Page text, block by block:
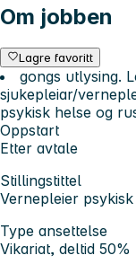
Om jobben
Lagre favoritt
gongs utlysing.
sjukepleiar/
psykisk helse og
Oppstart
Etter avtale
Stillingstittel
Vernepleier
Type ansettelse
Vikariat, deltid 50%